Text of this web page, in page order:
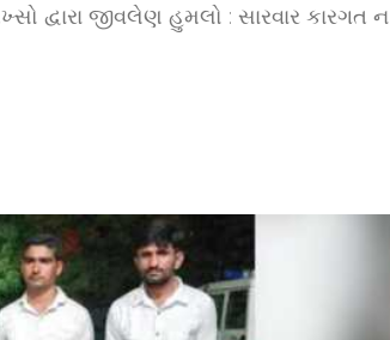
દ્વારા જીવલેણ હુમલો : સારવાર કારગત ન